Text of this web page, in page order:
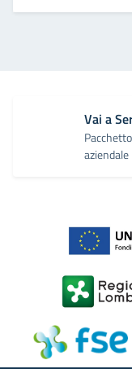
Vai a
aziendale